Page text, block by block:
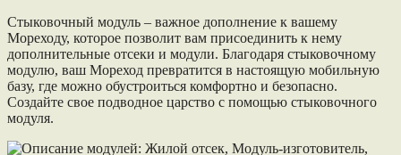
Стыковочный модуль – важное дополнение к вашему
Мореходу, которое позволит вам присоединить к нему
дополнительные отсеки и модули. Благодаря стыковочному
модулю, ваш Мореход превратится в настоящую мобильную
базу, где можно обустроиться комфортно и безопасно.
Создайте свое подводное царство с помощью стыковочного
модуля.